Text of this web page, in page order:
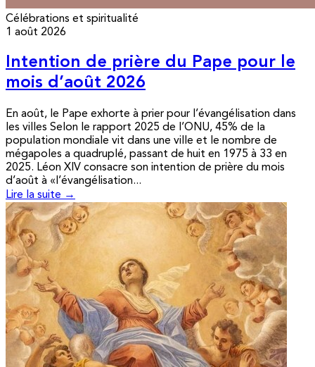
Célébrations et spiritualité
1 août 2026
Intention de prière du Pape pour le
mois d’août 2026
En août, le Pape exhorte à prier pour l’évangélisation dans
les villes Selon le rapport 2025 de l’ONU, 45% de la
population mondiale vit dans une ville et le nombre de
mégapoles a quadruplé, passant de huit en 1975 à 33 en
2025. Léon XIV consacre son intention de prière du mois
d’août à «l’évangélisation...
Lire la suite →